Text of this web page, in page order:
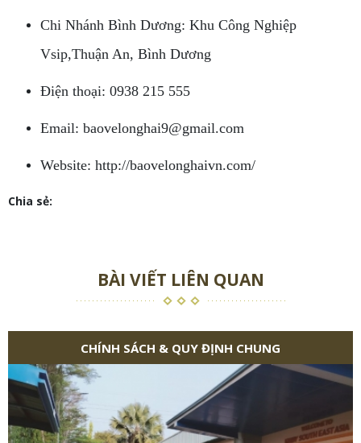
Chi Nhánh Bình Dương: Khu Công Nghiệp
Vsip,Thuận An, Bình Dương
Điện thoại: 0938 215 555
Email: baovelonghai9@gmail.com
Website: http://baovelonghaivn.com/
Chia sẻ:
BÀI VIẾT LIÊN QUAN
CHÍNH SÁCH & QUY ĐỊNH CHUNG